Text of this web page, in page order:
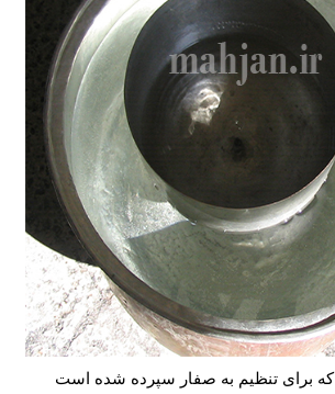
برای تنظیم به صفار سپرده شده است